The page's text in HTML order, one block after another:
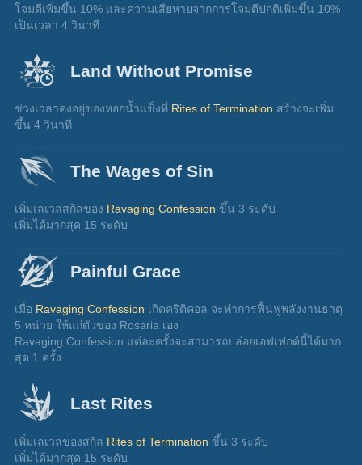
โจมตีเพิ่มขึ้น 10% และความเสียหายจากการโจมตีปกติเพิ่มขึ้น 10%
เป็นเวลา 4 วินาที
Land Without Promise
ช่วงเวลาคงอยู่ของหอกน้ำแข็งที่ Rites of Termination สร้างจะเพิ่ม
ขึ้น 4 วินาที
The Wages of Sin
เพิ่มเลเวลสกิลของ Ravaging Confession ขึ้น 3 ระดับ
เพิ่มได้มากสุด 15 ระดับ
Painful Grace
เมื่อ Ravaging Confession เกิดคริติคอล จะทำการฟื้นฟูพลังงานธาตุ
5 หน่วย ให้แก่ตัวของ Rosaria เอง
Ravaging Confession แต่ละครั้งจะสามารถปล่อยเอฟเฟกต์นี้ได้มาก
สุด 1 ครั้ง
Last Rites
เพิ่มเลเวลของสกิล Rites of Termination ขึ้น 3 ระดับ
เพิ่มได้มากสุด 15 ระดับ